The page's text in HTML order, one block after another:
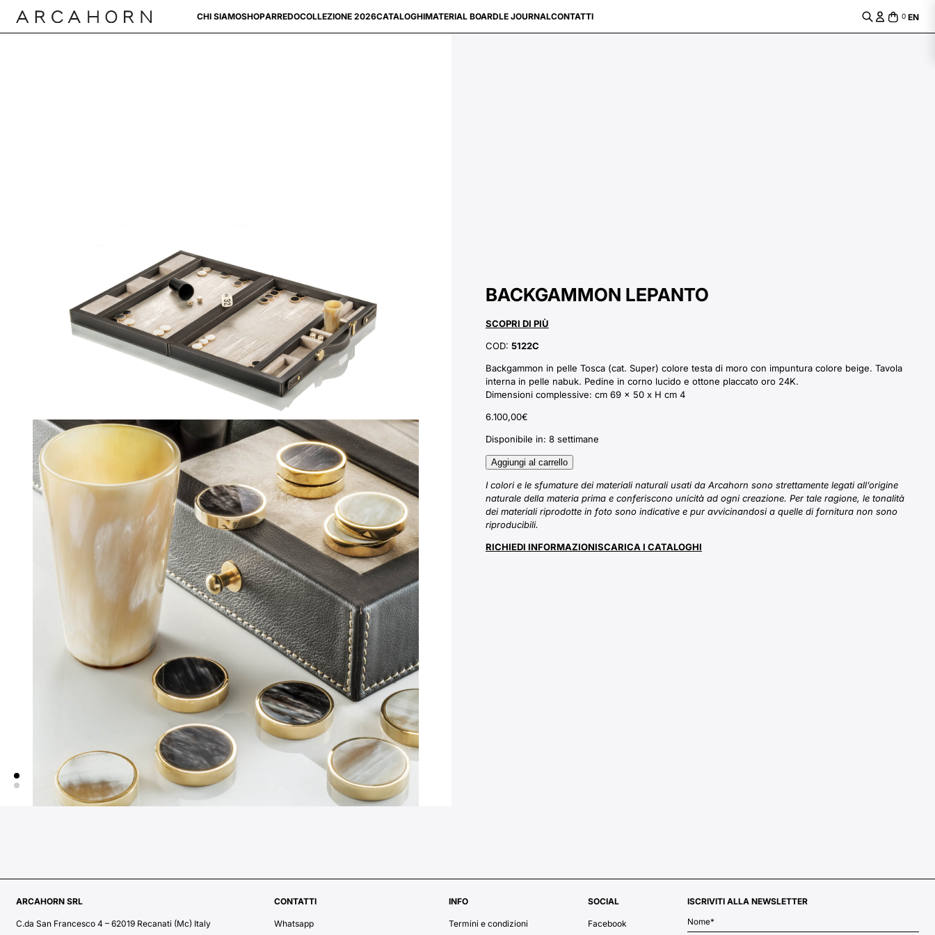
CHI SIAMOSHOPARREDOCOLLEZIONE 2026CATALOGHIMATERIAL BOARDLE JOURNALCONTATTI 0 EN
BACKGAMMON LEPANTO
SCOPRI DI PIÙ
COD: 5122C
Backgammon in pelle Tosca (cat. Super) colore testa di moro con impuntura colore beige. Tavola
interna in pelle nabuk. Pedine in corno lucido e ottone placcato oro 24K.
Dimensioni complessive: cm 69 x 50 x H cm 4
6.100,00€
Disponibile in: 8 settimane
Aggiungi al carrello
I colori e le sfumature dei materiali naturali usati da Arcahorn sono strettamente legati all’origine
naturale della materia prima e conferiscono unicità ad ogni creazione. Per tale ragione, le tonalità
dei materiali riprodotte in foto sono indicative e pur avvicinandosi a quelle di fornitura non sono
riproducibili.
RICHIEDI INFORMAZIONISCARICA I CATALOGHI
ARCAHORN SRL
C.da San Francesco 4 – 62019 Recanati (Mc) Italy
CONTATTI
Whatsapp
INFO
Termini e condizioni
SOCIAL
Facebook
ISCRIVITI ALLA NEWSLETTER